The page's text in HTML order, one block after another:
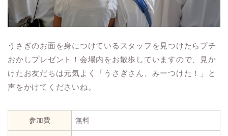
うさぎのお面を身につけているスタッフを見つけたらプチ
おかしプレゼント！会場内をお散歩していますので、見か
けたお友だちは元気よく「うさぎさん、みーつけた！」と
声をかけてくださいね。
参加費 無料